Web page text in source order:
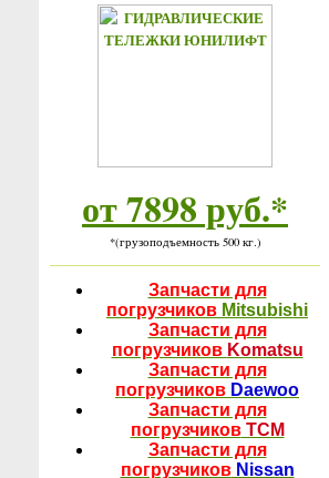
от 7898 руб.*
*(грузоподъемность 500 кг.)
Запчасти для
погрузчиков Mitsubishi
Запчасти для
погрузчиков Komatsu
Запчасти для
погрузчиков Daewoo
Запчасти для
погрузчиковTCM
Запчасти для
погрузчиковNissan